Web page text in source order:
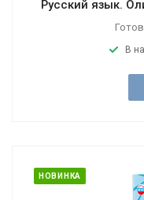
Русский язык.
В
НОВИНКА